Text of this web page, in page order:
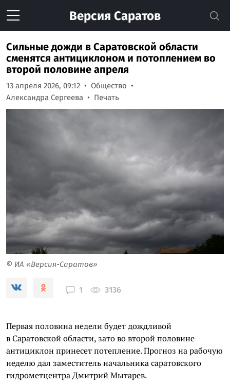
Версия Саратов
Сильные дожди в Саратовской области
сменятся антициклоном и потоплением во
второй половине апреля
13 апреля 2026, 09:12
Общество
Александра Сергеева
Печать
© ИА «Версия-Саратов»
1 3136
Первая половина недели будет дождливой
в Саратовской области, зато во второй половине
антициклон принесет потепление. Прогноз на рабочую
неделю дал заместитель начальника саратовского
гидрометцентра Дмитрий Мытарев.